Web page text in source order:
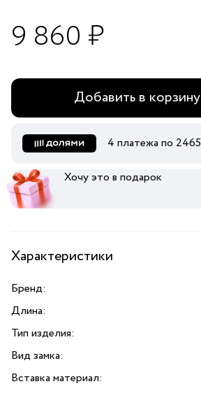
9 860 ₽
Добавить в корзину
4 платежа по 2465
Хочу это в подарок
Характеристики
Бренд:
Длина:
Тип изделия:
Вид замка:
Вставка материал: